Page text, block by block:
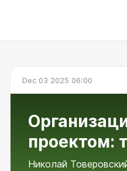
Dec 03 2025 06:00
проектом:
Николай